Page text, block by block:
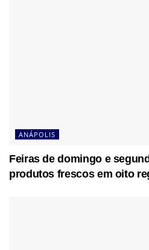
ANÁPOLIS
Feiras de domingo e
produtos frescos em oito